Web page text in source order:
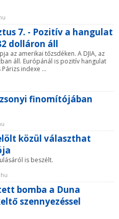
7. - Pozitív a hangulat
dolláron áll
az amerikai tőzsdéken. A DJIA, az
áll. Európánál is pozitív hangulat
indexe ...
finomítójában
közül választhat
is beszélt.
bomba a Duna
szennyezéssel